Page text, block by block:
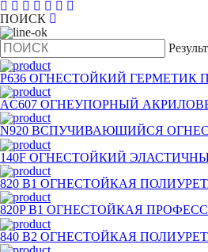
ПОИСК
P636 ОГНЕСТОЙКИЙ ГЕРМЕТИК
AC607 ОГНЕУПОРНЫЙ
N920 ВСПУЧИВАЮЩИЙСЯ
140F ОГНЕСТОЙКИЙ
820 B1 ОГНЕСТОЙКАЯ
820P B1 ОГНЕСТОЙКАЯ
840 B2 ОГНЕСТОЙКАЯ